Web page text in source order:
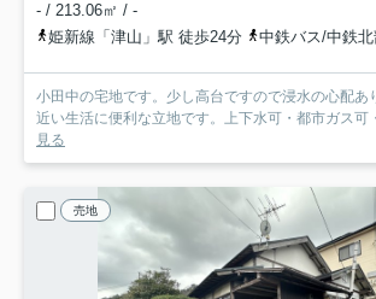
- / 213.06㎡ / -
姫新線「津山」駅 徒歩24分
中鉄バス/中鉄北部バス「森林管理
小田中の宅地です。少し高台ですので浸水の心配あ
近い生活に便利な立地です。上下水可・都市ガス可
見る
売地